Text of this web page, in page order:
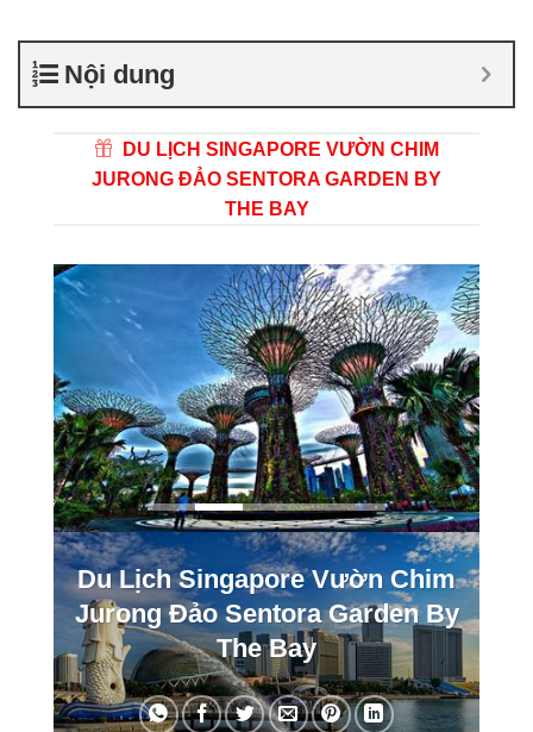
Nội dung
DU LỊCH SINGAPORE VƯỜN CHIM
JURONG ĐẢO SENTORA GARDEN BY
THE BAY
Du Lịch Singapore Vườn Chim
Jurong Đảo Sentora Garden By
The Bay